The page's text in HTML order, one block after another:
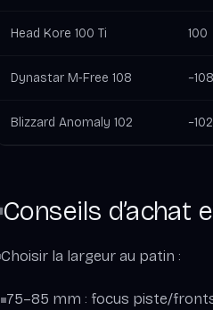
Head Kore 100 Ti 100
Dynastar M‑Free 108 ~108
Blizzard Anomaly 102 ~102
Conseils d’achat
Choisir la largeur au patin :
75–85 mm : focus piste/